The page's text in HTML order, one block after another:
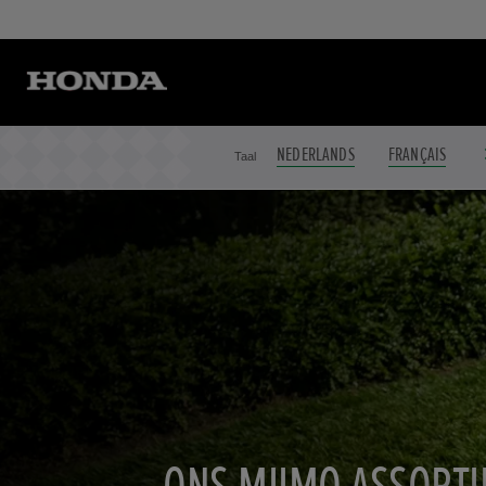
Taal NEDERLANDS FRANÇAIS
MOOI UITZIENDE